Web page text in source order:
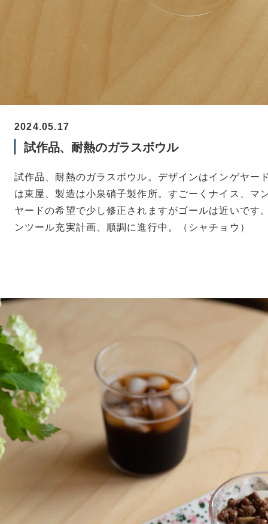
2024.05.17
試作品、耐熱のガラスボウル
試作品、耐熱のガラスボウル。デザインはインゲヤー
は東屋、製造は小泉硝子製作所。すごーくナイス、マ
ヤードの希望で少し修正されますがゴールは近いです
ンツール充実計画、順調に進行中。（シャチョウ）